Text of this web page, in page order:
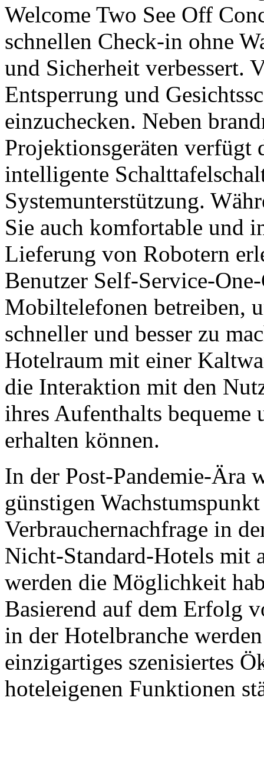
Welcome Two See Off
schnellen Check-in ohne
und Sicherheit verbessert.
Entsperrung und
einzuchecken. Neben
Projektionsgeräten verfügt
intelligente
Systemunterstützung.
Sie auch komfortable und
Lieferung von Robotern
Benutzer Self-Service-
Mobiltelefonen betreiben,
schneller und besser zu
Hotelraum mit einer
die Interaktion mit den
ihres Aufenthalts bequeme
erhalten können.
In der Post-Pandemie-Ära
günstigen
Verbrauchernachfrage in
Nicht-Standard-Hotels mit
werden die Möglichkeit
Basierend auf dem Erfolg
in der Hotelbranche
einzigartiges szenisiertes
hoteleigenen Funktionen